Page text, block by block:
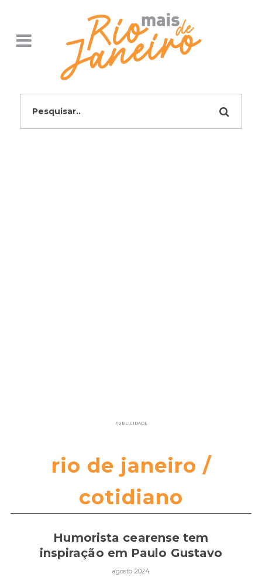
PUBLICIDADE
rio de janeiro /
cotidiano
Humorista cearense tem
inspiração em Paulo Gustavo
agosto 2024